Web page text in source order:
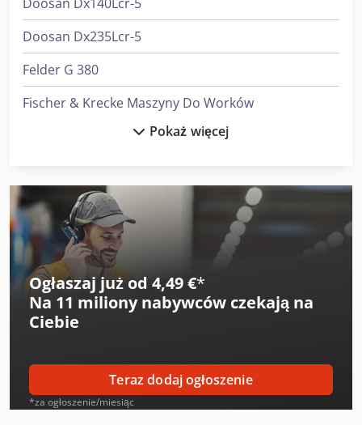
Doosan Dx235Lcr-5
Felder G 380
Fischer & Krecke Maszyny Do Worków
Gildemeister Mf Twin 65
Heidenreich & Harbeck Wytaczarki Do Otworów Głębokich
Juki Maszyny Do Szycia
Lagun L 1400
Langzauner Lzg-M-Ii-Sy
Linde L 10
Pokaż więcej
Ogłaszaj już od 4,49 €*
Na 11 miliony nabywców czekają na
Ciebie
Teraz dodaj ogłoszenie
*za ogłoszenie/miesiąc